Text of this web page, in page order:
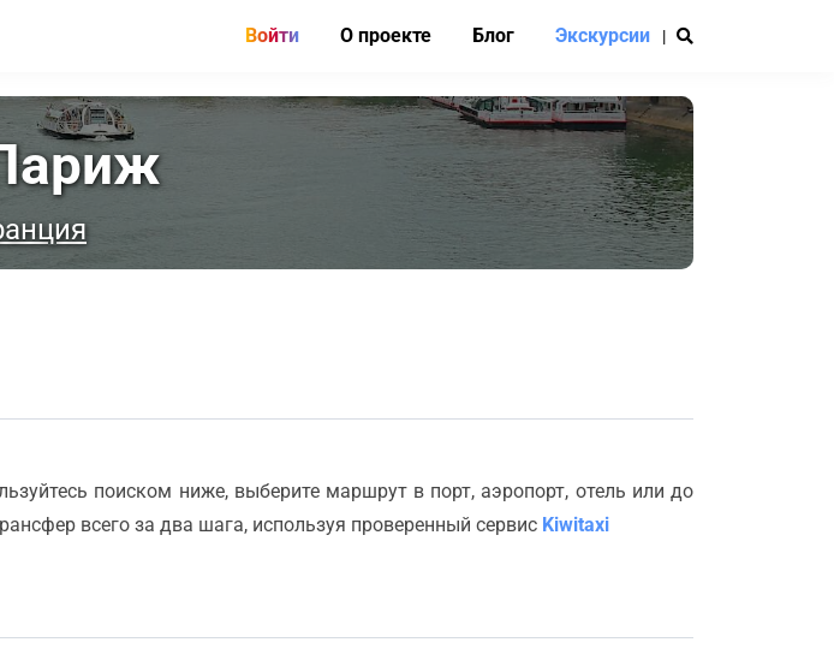
Войти О проекте Блог Экскурсии |
поиском ниже, выберите маршрут в порт, аэропорт, отель или до
всего за два шага, используя проверенный сервис Kiwitaxi